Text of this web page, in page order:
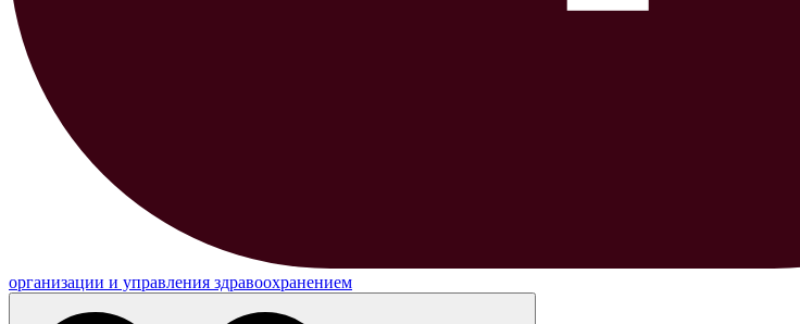
организации и управления здравоохранением